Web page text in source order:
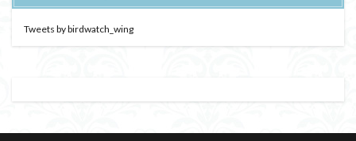
Tweets by birdwatch_wing